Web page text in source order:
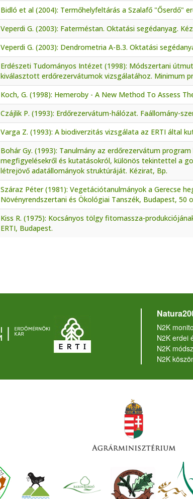
Bidló et al (2004): Termőhelyfeltárás a Szalafő "Őserdő"
Veperdi G. (2003): Faterméstan. Oktatási segédanyag.
Veperdi G. (2003): Dendrometria A-B.3. Oktatási
Erdészeti Tudományos Intézet (1998): Módszertani
kiválasztott erdőrezervátumok vizsgálatához. Minimum
Koch, G. (1998): Hemeroby - A New Method To Assess
Czájlik P. (1993): Erdőrezervátum-hálózat. Faállomány-
Varga Z. (1993): A biodiverzitás vizsgálata az ERTI által
Bohár Gy. (1993): Tanulmány az erdőrezervátum
megfigyelésekről és kutatásokról, különös tekintettel a
létrejövő adatállományok struktúráját. Kézirat, Bp.
Száraz Péter (1981): Vegetációtanulmányok a Gerecse
Növényrendszertani és Ökológiai Tanszék, Budapest, 50
Kiss R. (1975): Kocsányos tölgy fitomassza-
ERTI, Budapest.
N2K
N2K erdei
N2K
N2K